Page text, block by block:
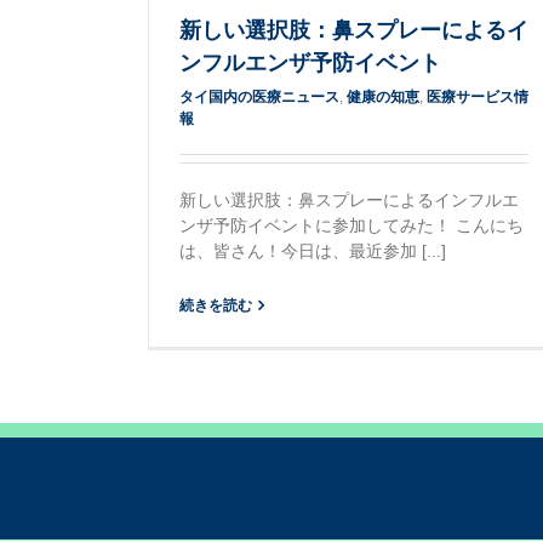
新しい選択肢：鼻スプレーによるイ
ンフルエンザ予防イベント
タイ国内の医療ニュース 健康の知恵 医療サービス情
報
新しい選択肢：鼻スプレーによるインフルエ
ンザ予防イベントに参加してみた！ こんにち
は、皆さん！今日は、最近参加 [...]
続きを読む